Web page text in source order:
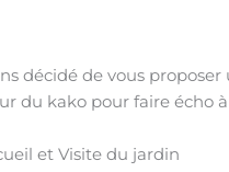
décidé de vous
du kako pour faire écho
et Visite du jardin